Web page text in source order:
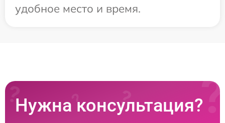
удобное место и время.
Нужна консультация?